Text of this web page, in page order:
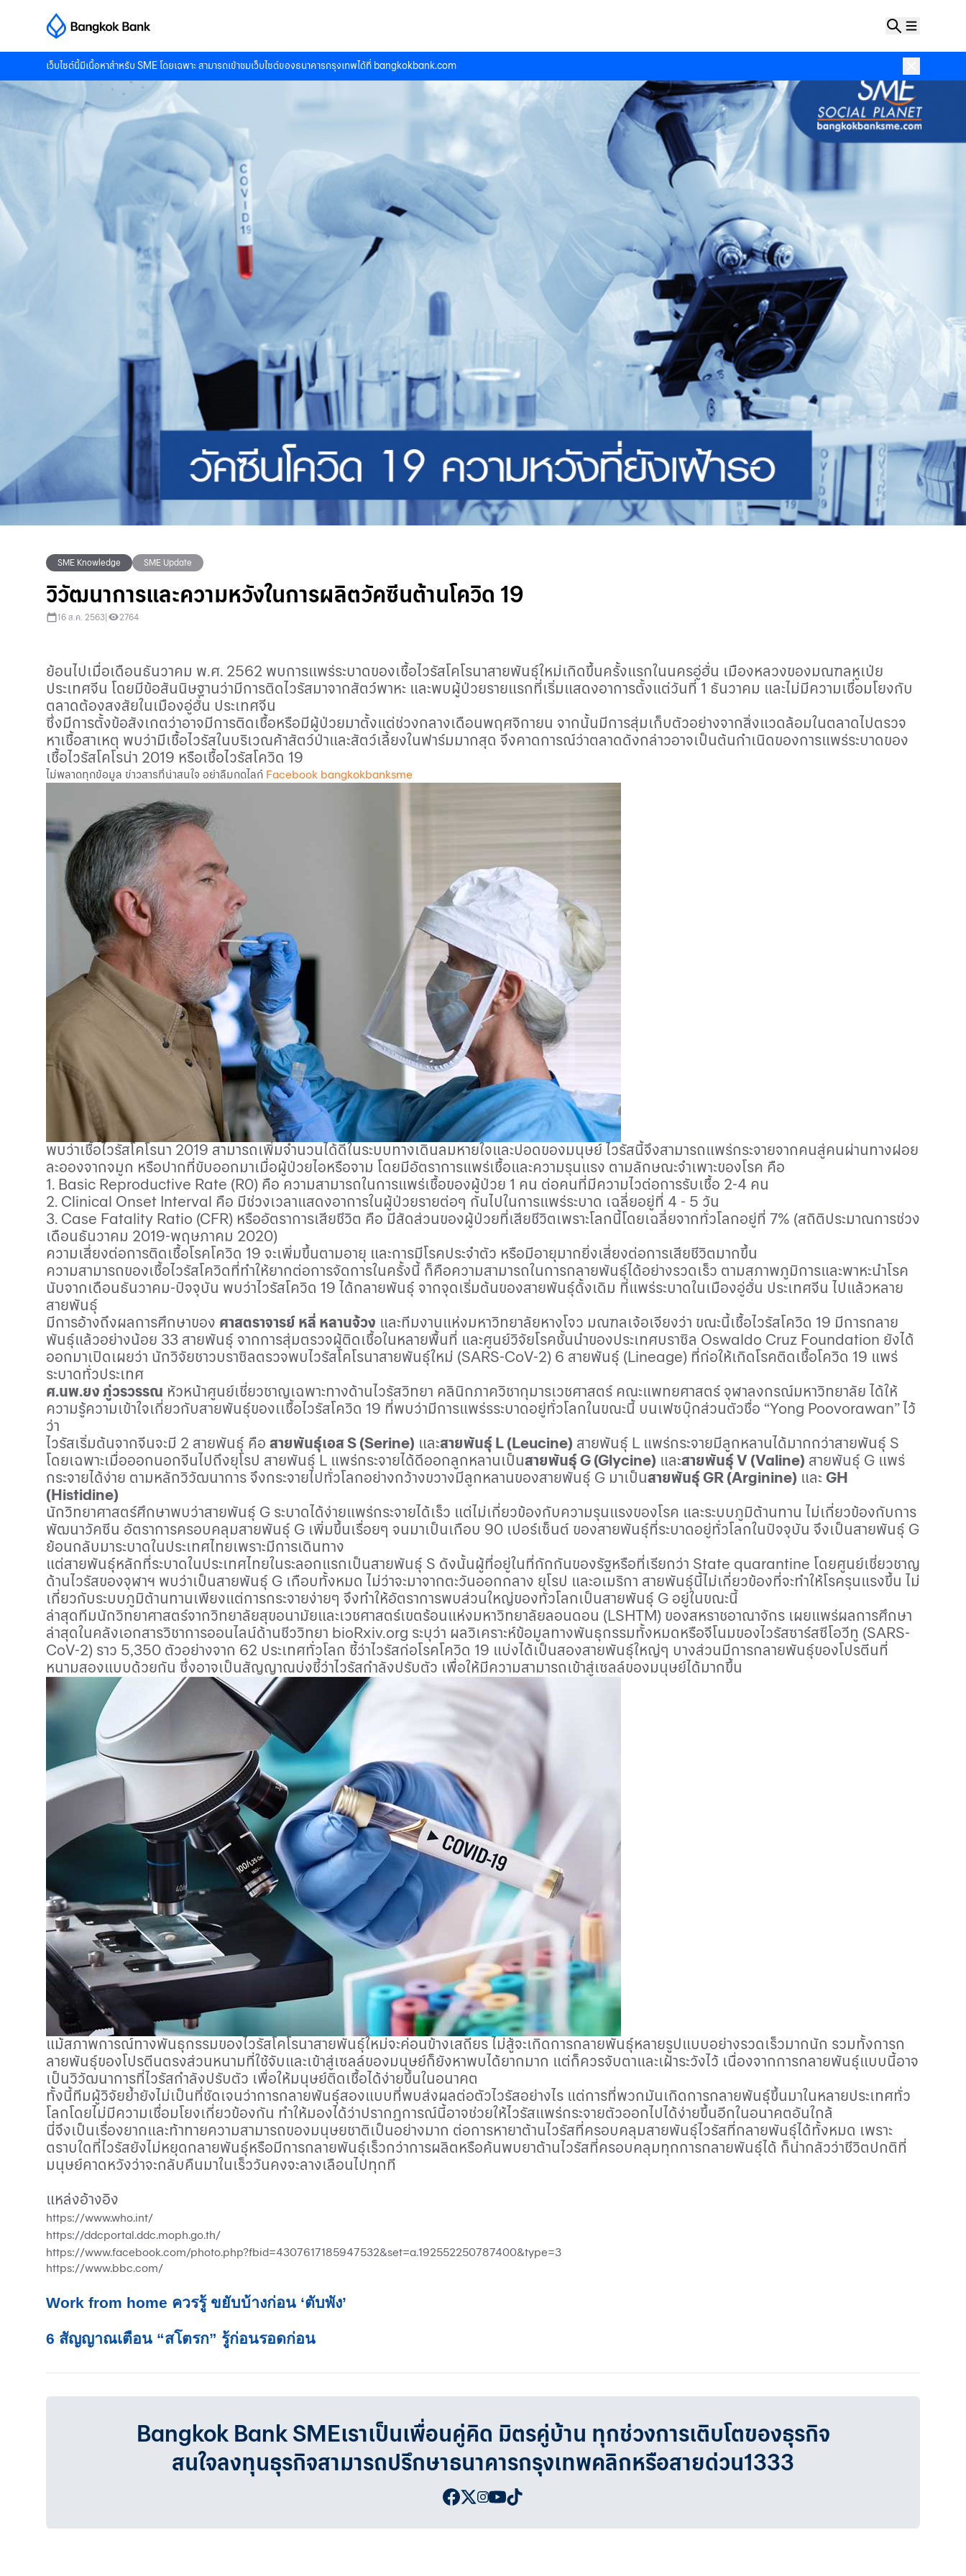
เว็บไซต์นี้มีเนื้อหาสำหรับ SME โดยเฉพาะ สามารถเข้าชมเว็บไซต์ของธนาคารกรุงเทพได้ที่ bangkokbank.com
SME Knowledge SME Update
วิวัฒนาการและความหวังในการผลิตวัคซีนต้านโควิด 19
16 ส.ค. 2563 2764
ย้อนไปเมื่อเดือนธันวาคม พ.ศ. 2562 พบการแพร่ระบาดของเชื้อไวรัสโคโรนาสายพันธุ์ใหม่เกิดขึ้นครั้งแรกในนครอู่ฮั่น เมืองหลวงของมณฑลหูเป่ย
ประเทศจีน โดยมีข้อสันนิษฐานว่ามีการติดไวรัสมาจากสัตว์พาหะ และพบผู้ป่วยรายแรกที่เริ่มแสดงอาการตั้งแต่วันที่ 1 ธันวาคม และไม่มีความเชื่อมโยงกับ
ตลาดต้องสงสัยในเมืองอู่ฮั่น ประเทศจีน
ซึ่งมีการตั้งข้อสังเกตว่าอาจมีการติดเชื้อหรือมีผู้ป่วยมาตั้งแต่ช่วงกลางเดือนพฤศจิกายน จากนั้นมีการสุ่มเก็บตัวอย่างจากสิ่งแวดล้อมในตลาดไปตรวจ
หาเชื้อสาเหตุ พบว่ามีเชื้อไวรัสในบริเวณค้าสัตว์ป่าและสัตว์เลี้ยงในฟาร์มมากสุด จึงคาดการณ์ว่าตลาดดังกล่าวอาจเป็นต้นกำเนิดของการแพร่ระบาดของ
เชื้อไวรัสโคโรน่า 2019 หรือเชื้อไวรัสโควิด 19
ไม่พลาดทุกข้อมูล ข่าวสารที่น่าสนใจ อย่าลืมกดไลก์ Facebook bangkokbanksme
พบว่าเชื้อไวรัสโคโรนา 2019 สามารถเพิ่มจำนวนได้ดีในระบบทางเดินลมหายใจและปอดของมนุษย์ ไวรัสนี้จึงสามารถแพร่กระจายจากคนสู่คนผ่านทางฝอย
ละอองจากจมูก หรือปากที่ขับออกมาเมื่อผู้ป่วยไอหรือจาม โดยมีอัตราการแพร่เชื้อและความรุนแรง ตามลักษณะจำเพาะของโรค คือ
1. Basic Reproductive Rate (R0) คือ ความสามารถในการแพร่เชื้อของผู้ป่วย 1 คน ต่อคนที่มีความไวต่อการรับเชื้อ 2-4 คน
2. Clinical Onset Interval คือ มีช่วงเวลาแสดงอาการในผู้ป่วยรายต่อๆ กันไปในการแพร่ระบาด เฉลี่ยอยู่ที่ 4 - 5 วัน
3. Case Fatality Ratio (CFR) หรืออัตราการเสียชีวิต คือ มีสัดส่วนของผู้ป่วยที่เสียชีวิตเพราะโลกนี้โดยเฉลี่ยจากทั่วโลกอยู่ที่ 7% (สถิติประมาณการช่วง
เดือนธันวาคม 2019-พฤษภาคม 2020)
ความเสี่ยงต่อการติดเชื้อโรคโควิด 19 จะเพิ่มขึ้นตามอายุ และการมีโรคประจำตัว หรือมีอายุมากยิ่งเสี่ยงต่อการเสียชีวิตมากขึ้น
ความสามารถของเชื้อไวรัสโควิดที่ทำให้ยากต่อการจัดการในครั้งนี้ ก็คือความสามารถในการกลายพันธุ์ได้อย่างรวดเร็ว ตามสภาพภูมิการและพาหะนำโรค
นับจากเดือนธันวาคม-ปัจจุบัน พบว่าไวรัสโควิด 19 ได้กลายพันธุ์ จากจุดเริ่มต้นของสายพันธุ์ดั้งเดิม ที่แพร่ระบาดในเมืองอู่ฮั่น ประเทศจีน ไปแล้วหลาย
สายพันธุ์
มีการอ้างถึงผลการศึกษาของ ศาสตราจารย์ หลี่ หลานจ้วง และทีมงานแห่งมหาวิทยาลัยหางโจว มณฑลเจ้อเจียงว่า ขณะนี้เชื้อไวรัสโควิด 19 มีการกลาย
พันธุ์แล้วอย่างน้อย 33 สายพันธุ์ จากการสุ่มตรวจผู้ติดเชื้อในหลายพื้นที่ และศูนย์วิจัยโรคชั้นนำของประเทศบราซิล Oswaldo Cruz Foundation ยังได้
ออกมาเปิดเผยว่า นักวิจัยชาวบราซิลตรวจพบไวรัสโคโรนาสายพันธุ์ใหม่ (SARS-CoV-2) 6 สายพันธุ์ (Lineage) ที่ก่อให้เกิดโรคติดเชื้อโควิด 19 แพร่
ระบาดทั่วประเทศ
ศ.นพ.ยง ภู่วรวรรณ หัวหน้าศูนย์เชี่ยวชาญเฉพาะทางด้านไวรัสวิทยา คลินิกภาควิชากุมารเวชศาสตร์ คณะแพทยศาสตร์ จุฬาลงกรณ์มหาวิทยาลัย ได้ให้
ความรู้ความเข้าใจเกี่ยวกับสายพันธุ์ของเเชื้อไวรัสโควิด 19 ที่พบว่ามีการแพร่รระบาดอยู่ทั่วโลกในขณะนี้ บนเฟซบุ๊กส่วนตัวชื่อ “Yong Poovorawan” ไว้
ว่า
ไวรัสเริ่มต้นจากจีนจะมี 2 สายพันธุ์ คือ สายพันธุ์เอสS (Serine) และสายพันธุ์ L (Leucine) สายพันธุ์ L แพร่กระจายมีลูกหลานได้มากกว่าสายพันธุ์ S
โดยเฉพาะเมื่อออกนอกจีนไปถึงยุโรป สายพันธุ์ L แพร่กระจายได้ดีออกลูกหลานเป็นสายพันธุ์ G (Glycine) และสายพันธุ์ V (Valine) สายพันธุ์ G แพร่
กระจายได้ง่าย ตามหลักวิวัฒนาการ จึงกระจายไปทั่วโลกอย่างกว้างขวางมีลูกหลานของสายพันธุ์ G มาเป็นสายพันธุ์ GR (Arginine) และ GH
(Histidine)
นักวิทยาศาสตร์ศึกษาพบว่าสายพันธุ์ G ระบาดได้ง่ายแพร่กระจายได้เร็ว แต่ไม่เกี่ยวข้องกับความรุนแรงของโรค และระบบภูมิต้านทาน ไม่เกี่ยวข้องกับการ
พัฒนาวัคซีน อัตราการครอบคลุมสายพันธุ์ G เพิ่มขึ้นเรื่อยๆ จนมาเป็นเกือบ 90 เปอร์เซ็นต์ ของสายพันธุ์ที่ระบาดอยู่ทั่วโลกในปัจจุบัน จึงเป็นสายพันธุ์ G
ย้อนกลับมาระบาดในประเทศไทยเพราะมีการเดินทาง
แต่สายพันธุ์หลักที่ระบาดในประเทศไทยในระลอกแรกเป็นสายพันธุ์ S ดังนั้นผู้ที่อยู่ในที่กักกันของรัฐหรือที่เรียกว่า State quarantine โดยศูนย์เชี่ยวชาญ
ด้านไวรัสของจุฬาฯ พบว่าเป็นสายพันธุ์ G เกือบทั้งหมด ไม่ว่าจะมาจากตะวันออกกลาง ยุโรป และอเมริกา สายพันธุ์นี้ไม่เกี่ยวข้องที่จะทำให้โรครุนแรงขึ้น ไม่
เกี่ยวกับระบบภูมิต้านทานเพียงแต่การกระจายง่ายๆ จึงทำให้อัตราการพบส่วนใหญ่ของทั่วโลกเป็นสายพันธุ์ G อยู่ในขณะนี้
ล่าสุดทีมนักวิทยาศาสตร์จากวิทยาลัยสุขอนามัยและเวชศาสตร์เขตร้อนแห่งมหาวิทยาลัยลอนดอน (LSHTM) ของสหราชอาณาจักร เผยแพร่ผลการศึกษา
ล่าสุดในคลังเอกสารวิชาการออนไลน์ด้านชีววิทยา bioRxiv.org ระบุว่า ผลวิเคราะห์ข้อมูลทางพันธุกรรมทั้งหมดหรือจีโนมของไวรัสซาร์สซีโอวีทู (SARS-
CoV-2) ราว 5,350 ตัวอย่างจาก 62 ประเทศทั่วโลก ชี้ว่าไวรัสก่อโรคโควิด 19 แบ่งได้เป็นสองสายพันธุ์ใหญ่ๆ บางส่วนมีการกลายพันธุ์ของโปรตีนที่
หนามสองแบบด้วยกัน ซึ่งอาจเป็นสัญญาณบ่งชี้ว่าไวรัสกำลังปรับตัว เพื่อให้มีความสามารถเข้าสู่เซลล์ของมนุษย์ได้มากขึ้น
แม้สภาพการณ์ทางพันธุกรรมของไวรัสโคโรนาสายพันธุ์ใหม่จะค่อนข้างเสถียร ไม่สู้จะเกิดการกลายพันธุ์หลายรูปแบบอย่างรวดเร็วมากนัก รวมทั้งการก
ลายพันธุ์ของโปรตีนตรงส่วนหนามที่ใช้จับและเข้าสู่เซลล์ของมนุษย์ก็ยังหาพบได้ยากมาก แต่ก็ควรจับตาและเฝ้าระวังไว้ เนื่องจากการกลายพันธุ์แบบนี้อาจ
เป็นวิวัฒนาการที่ไวรัสกำลังปรับตัว เพื่อให้มนุษย์ติดเชื้อได้ง่ายขึ้นในอนาคต
ทั้งนี้ทีมผู้วิจัยย้ำยังไม่เป็นที่ชัดเจนว่าการกลายพันธุ์สองแบบที่พบส่งผลต่อตัวไวรัสอย่างไร แต่การที่พวกมันเกิดการกลายพันธุ์ขึ้นมาในหลายประเทศทั่ว
โลกโดยไม่มีความเชื่อมโยงเกี่ยวข้องกัน ทำให้มองได้ว่าปรากฏการณ์นี้อาจช่วยให้ไวรัสแพร่กระจายตัวออกไปได้ง่ายขึ้นอีกในอนาคตอันใกล้
นี่จึงเป็นเรื่องยากและท้าทายความสามารถของมนุษยชาติเป็นอย่างมาก ต่อการหายาต้านไวรัสที่ครอบคลุมสายพันธุ์ไวรัสที่กลายพันธุ์ได้ทั้งหมด เพราะ
ตราบใดที่ไวรัสยังไม่หยุดกลายพันธุ์หรือมีการกลายพันธุ์เร็วกว่าการผลิตหรือค้นพบยาต้านไวรัสที่ครอบคลุมทุกการกลายพันธุ์ได้ ก็น่ากลัวว่าชีวิตปกติที่
มนุษย์คาดหวังว่าจะกลับคืนมาในเร็ววันคงจะลางเลือนไปทุกที
แหล่งอ้างอิง
https://www.who.int/
https://ddcportal.ddc.moph.go.th/
https://www.facebook.com/photo.php?fbid=4307617185947532&set=a.192552250787400&type=3
https://www.bbc.com/
Work from home ควรรู้ ขยับบ้างก่อน ‘ตับพัง’
6 สัญญาณเตือน “สโตรก” รู้ก่อนรอดก่อน
Bangkok Bank SMEเราเป็นเพื่อนคู่คิด มิตรคู่บ้าน ทุกช่วงการเติบโตของธุรกิจ
สนใจลงทุนธุรกิจสามารถปรึกษาธนาคารกรุงเทพคลิกหรือสายด่วน1333